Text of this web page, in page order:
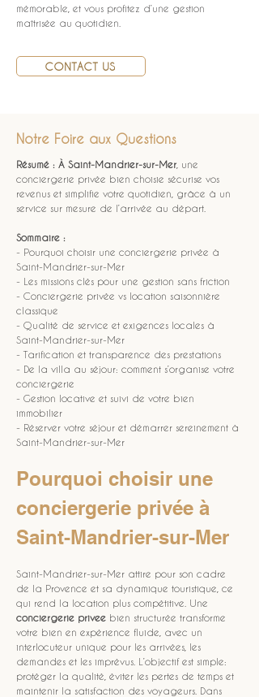
mémorable, et vous profitez d’une gestion
maîtrisée au quotidien.
CONTACT US
Notre Foire aux Questions
Résumé : À Saint-Mandrier-sur-Mer , une
conciergerie privée bien choisie sécurise vos
revenus et simplifie votre quotidien, grâce à un
service sur mesure de l’arrivée au départ.
Sommaire :
- Pourquoi choisir une conciergerie privée à
Saint-Mandrier-sur-Mer
- Les missions clés pour une gestion sans friction
- Conciergerie privée vs location saisonnière
classique
- Qualité de service et exigences locales à
Saint-Mandrier-sur-Mer
- Tarification et transparence des prestations
- De la villa au séjour: comment s’organise votre
conciergerie
- Gestion locative et suivi de votre bien
immobilier
- Réserver votre séjour et démarrer sereinement à
Saint-Mandrier-sur-Mer
Pourquoi choisir une
conciergerie privée à
Saint-Mandrier-sur-Mer
Saint-Mandrier-sur-Mer attire pour son cadre
de la Provence et sa dynamique touristique, ce
qui rend la location plus compétitive. Une
conciergerie privee bien structurée transforme
votre bien en expérience fluide, avec un
interlocuteur unique pour les arrivées, les
demandes et les imprévus. L’objectif est simple:
protéger la qualité, éviter les pertes de temps et
maintenir la satisfaction des voyageurs. Dans